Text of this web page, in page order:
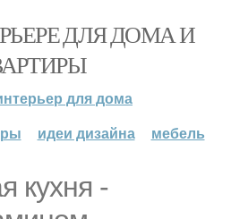
ДЛЯ ДОМА И
для дома
идеи дизайна мебель
кухня -